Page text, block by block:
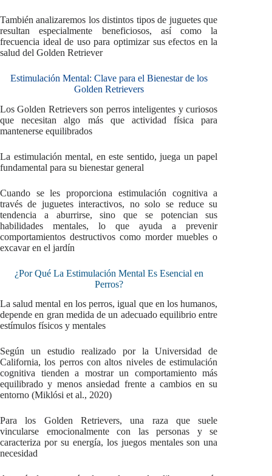
También analizaremos los distintos tipos de juguetes que
resultan especialmente beneficiosos, así como la
frecuencia ideal de uso para optimizar sus efectos en la
salud del Golden Retriever
Estimulación Mental: Clave para el Bienestar de los
Golden Retrievers
Los Golden Retrievers son perros inteligentes y curiosos
que necesitan algo más que actividad física para
mantenerse equilibrados
La estimulación mental, en este sentido, juega un papel
fundamental para su bienestar general
Cuando se les proporciona estimulación cognitiva a
través de juguetes interactivos, no solo se reduce su
tendencia a aburrirse, sino que se potencian sus
habilidades mentales, lo que ayuda a prevenir
comportamientos destructivos como morder muebles o
excavar en el jardín
¿Por Qué La Estimulación Mental Es Esencial en
Perros?
La salud mental en los perros, igual que en los humanos,
depende en gran medida de un adecuado equilibrio entre
estímulos físicos y mentales
Según un estudio realizado por la Universidad de
California, los perros con altos niveles de estimulación
cognitiva tienden a mostrar un comportamiento más
equilibrado y menos ansiedad frente a cambios en su
entorno (Miklósi et al., 2020)
Para los Golden Retrievers, una raza que suele
vincularse emocionalmente con las personas y se
caracteriza por su energía, los juegos mentales son una
necesidad